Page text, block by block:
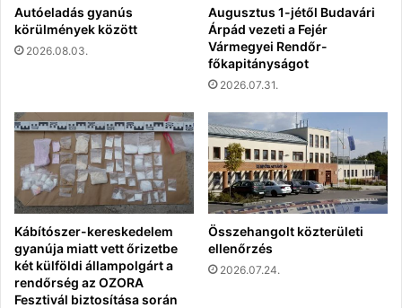
Autóeladás gyanús
körülmények között
2026.08.03.
Augusztus 1-jétől Budavári
Árpád vezeti a Fejér
Vármegyei Rendőr-
főkapitányságot
2026.07.31.
Kábítószer-kereskedelem
gyanúja miatt vett őrizetbe
két külföldi állampolgárt a
rendőrség az OZORA
Fesztivál biztosítása során
Összehangolt közterületi
ellenőrzés
2026.07.24.